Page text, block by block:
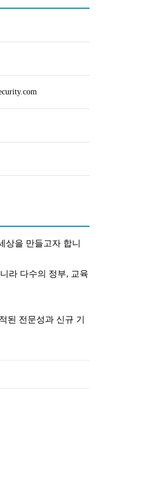
상을 만들고자 합니
라 다수의 정부, 교육
된 전문성과 신규 기